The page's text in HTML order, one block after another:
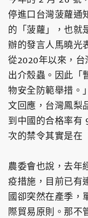
停進口台灣菠蘿通
的「菠蘿」，也就
辦的發言人馬曉光
從2020年以來，台
出介殼蟲。因此「
物安全防範舉措。
文回應，台灣鳳梨
到中國的合格率有
次的禁令其實是在
農委會也說，去年
疫措施，目前已有
國卻突然在產季，
際貿易原則。那不